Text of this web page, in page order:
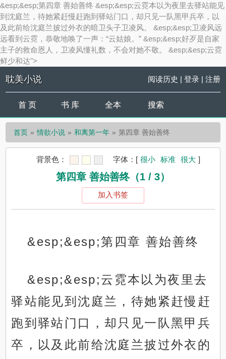
&esp;&esp;第四章 善始善终 &esp;&esp;云霓本以为夜里去驿站能见
到沈庭兰，待她紧赶慢赶跑到驿站门口，却只见一队黑甲兵卒，以
及此前给沈庭兰披过外衣的暗卫头子卫凌风。 &esp;&esp;卫凌风远
远看到云霓，恭敬地唤了一声：“云姑娘。” &esp;&esp;好歹是自家
主子的救命恩人，卫凌风懂礼数，不会对她不敬。 &esp;&esp;云霓
鲜少和达">
耽美小说 阅读历史 | 登录| 注册
首 页 书 库 全本 搜索
首页 情欲小说 和离第一年 第四章 善始善终
背景色： 字体： [ 很小 标准 很大 ]
第四章 善始善终（1 / 3）
加入书签
&esp;&esp;第四章 善始善终
&esp;&esp;云霓本以为夜里去
驿站能见到沈庭兰，待她紧赶慢赶
跑到驿站门口，却只见一队黑甲兵
卒，以及此前给沈庭兰披过外衣的